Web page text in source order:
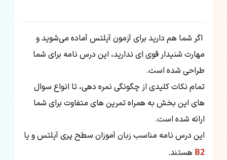
اگر شما هم دارید برای آزمون آیلتس آماده می‌شوید و
مهارت شنیدار قوی ای ندارید، این درس نامه برای شما
طراحی شده است.
تمام نکات کلیدی از چگونگی نمره دهی، تا انواع سوال
های این بخش به همراه تمرین های متفاوت برای شما
ارائه شده است.
این درس نامه مناسب زبان آموزان سطح پری آیلتس و یا
B2 هستند.